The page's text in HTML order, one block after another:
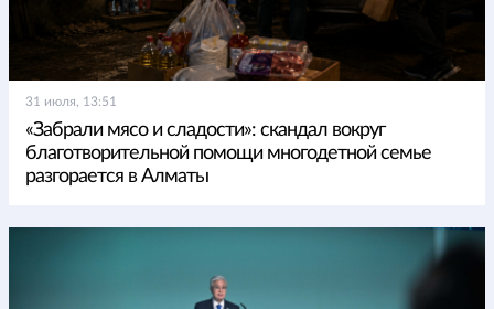
31 июля, 13:51
«Забрали мясо и сладости»: скандал вокруг
благотворительной помощи многодетной семье
разгорается в Алматы